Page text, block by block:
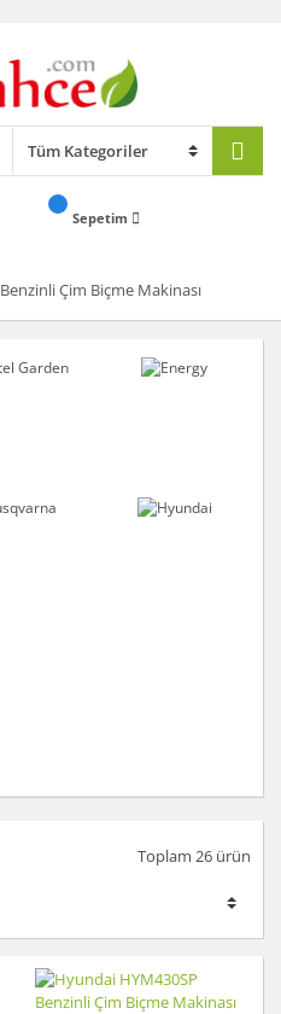
Sepetim
Benzinli Çim Biçme Makinası
Toplam 26 ürün